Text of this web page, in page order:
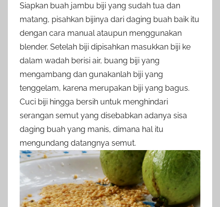
Siapkan buah jambu biji yang sudah tua dan
matang, pisahkan bijinya dari daging buah baik itu
dengan cara manual ataupun menggunakan
blender. Setelah biji dipisahkan masukkan biji ke
dalam wadah berisi air, buang biji yang
mengambang dan gunakanlah biji yang
tenggelam, karena merupakan biji yang bagus.
Cuci biji hingga bersih untuk menghindari
serangan semut yang disebabkan adanya sisa
daging buah yang manis, dimana hal itu
mengundang datangnya semut.